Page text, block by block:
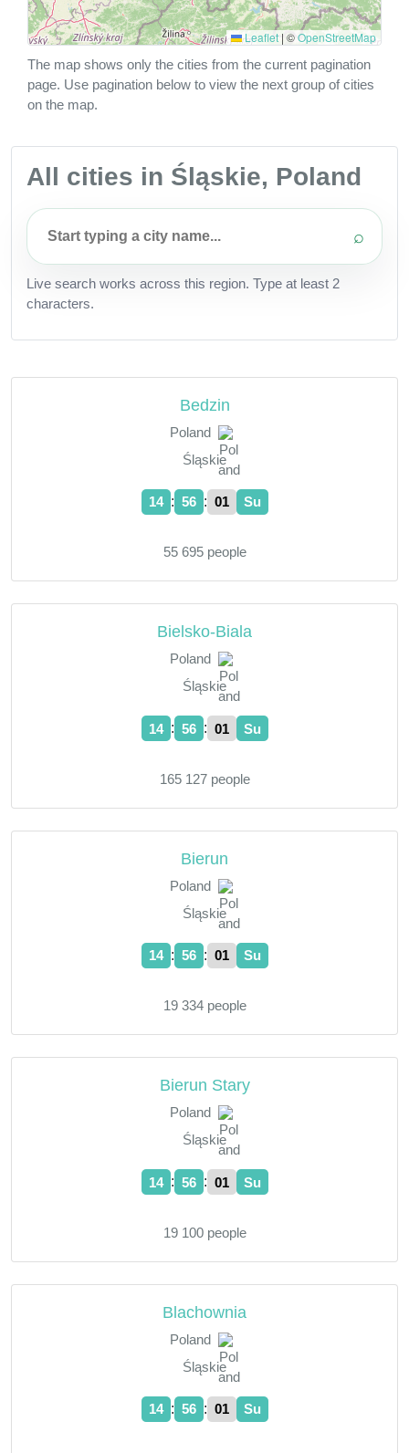
Leaflet | ©OpenStreetMap
The map shows only the cities from the current pagination
page. Use pagination below to view the next group of cities
on the map.
All cities in Śląskie, Poland
⌕
Live search works across this region. Type at least 2
characters.
Bedzin
Poland
Śląskie
14 : 56 : 02 Su
55 695 people
Bielsko-Biala
Poland
Śląskie
14 : 56 : 02 Su
165 127 people
Bierun
Poland
Śląskie
14 : 56 : 02 Su
19 334 people
Bierun Stary
Poland
Śląskie
14 : 56 : 02 Su
19 100 people
Blachownia
Poland
Śląskie
14 : 56 : 02 Su